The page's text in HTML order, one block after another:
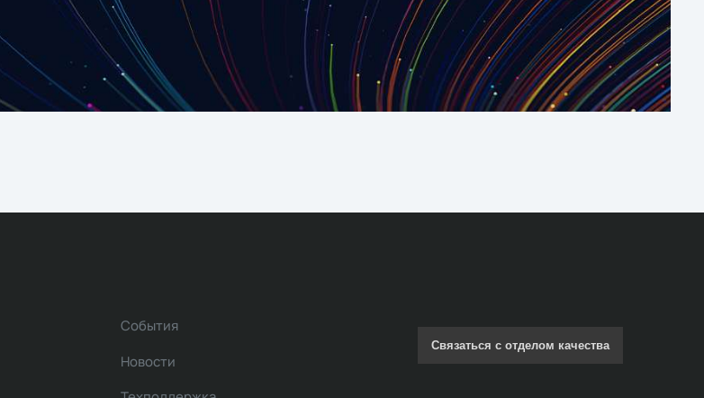
События
Новости
Связаться с отделом качества